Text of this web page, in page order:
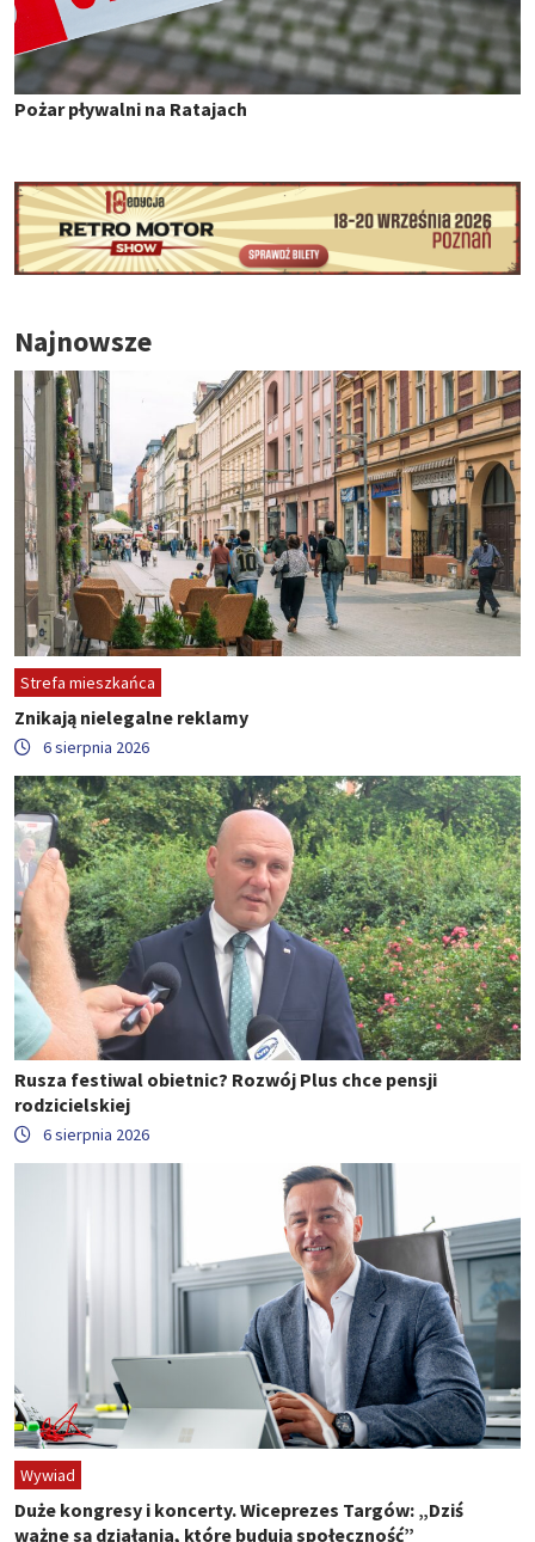
Pożar pływalni na Ratajach
Najnowsze
Strefa mieszkańca
Znikają nielegalne reklamy
6 sierpnia 2026
Rusza festiwal obietnic? Rozwój Plus chce pensji
rodzicielskiej
6 sierpnia 2026
Wywiad
Duże kongresy i koncerty. Wiceprezes Targów: „Dziś
ważne są działania, które budują społeczność”